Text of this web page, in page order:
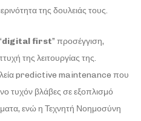
της δουλειάς τους.
digital first” προσέγγιση,
της λειτουργίας της.
predictive maintenance που
τυχόν βλάβες σε εξοπλισμό
ενώ η Τεχνητή Νοημοσύνη